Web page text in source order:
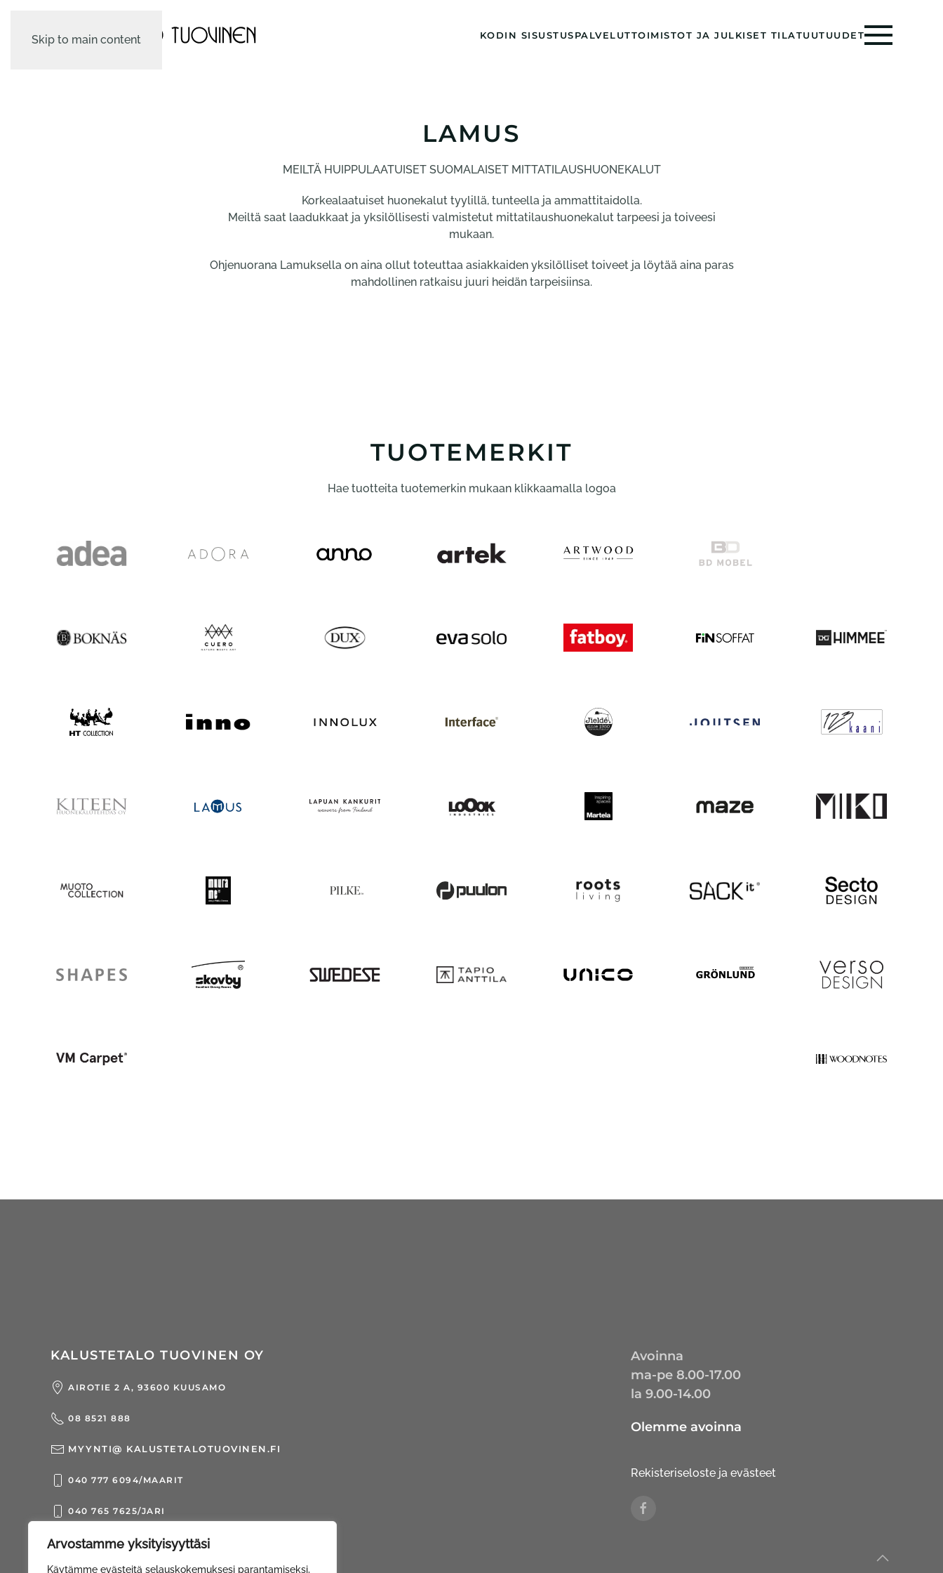
Arvostamme yksityisyyttäsi
Käytämme evästeitä selauskokemuksesi parantamiseksi,
Skip to main content KODIN SISUSTUSPALVELUTTOIMISTOT JA JULKISET TILATUUTUUDET
LAMUS
MEILTÄ HUIPPULAATUISET SUOMALAISET MITTATILAUSHUONEKALUT
Korkealaatuiset huonekalut tyylillä, tunteella ja ammattitaidolla.
Meiltä saat laadukkaat ja yksilöllisesti valmistetut mittatilaushuonekalut tarpeesi ja toiveesi
mukaan.
Ohjenuorana Lamuksella on aina ollut toteuttaa asiakkaiden yksilölliset toiveet ja löytää aina paras
mahdollinen ratkaisu juuri heidän tarpeisiinsa.
TUOTEMERKIT
Hae tuotteita tuotemerkin mukaan klikkaamalla logoa
KALUSTETALO TUOVINEN OY
AIROTIE 2 A, 93600 KUUSAMO
08 8521 888
MYYNTI@ KALUSTETALOTUOVINEN.FI
040 777 6094/MAARIT
040 765 7625/JARI
Avoinna
ma-pe 8.00-17.00
la 9.00-14.00
Olemme avoinna
Rekisteriseloste ja evästeet